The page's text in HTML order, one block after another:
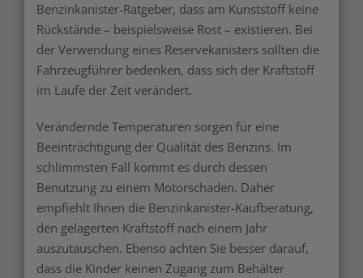
Benzinkanister-Ratgeber, dass am Kunststoff keine
Rückstände – beispielsweise Rost – existieren. Bei
der Verwendung eines Reservekanisters sollten die
Fahrzeugführer bedenken, dass sich der Kraftstoff
im Laufe der Zeit verändert.
Verändernde Temperaturen sorgen für eine
Beeinträchtigung der Qualität des Benzins. Im
schlimmsten Fall kommt es durch dessen
Benutzung zu einem Motorschaden. Daher
empfiehlt Ihnen die Benzinkanister-Kaufberatung,
den gelagerten Kraftstoff nach einem Jahr
auszutauschen. Ebenso achten Sie besser darauf,
dass die Kinder keinen Zugang zum Behälter